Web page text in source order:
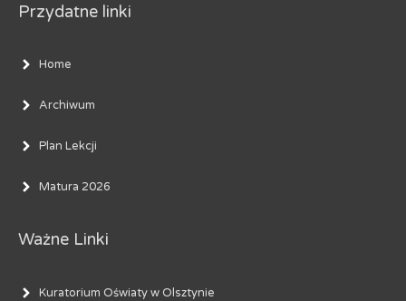
Przydatne linki
Home
Archiwum
Plan Lekcji
Matura 2026
Ważne Linki
Kuratorium Oświaty w Olsztynie